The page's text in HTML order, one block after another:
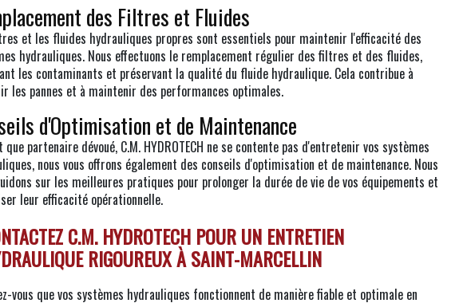
des Filtres et Fluides
et les fluides hydrauliques propres sont essentiels pour maintenir l'efficacité des
hydrauliques. Nous effectuons le remplacement régulier des filtres et des fluides,
les contaminants et préservant la qualité du fluide hydraulique. Cela contribue à
les pannes et à maintenir des performances optimales.
d'Optimisation et de Maintenance
que partenaire dévoué, C.M. HYDROTECH ne se contente pas d'entretenir vos systèmes
nous vous offrons également des conseils d'optimisation et de maintenance. Nous
sur les meilleures pratiques pour prolonger la durée de vie de vos équipements et
leur efficacité opérationnelle.
C.M. HYDROTECH POUR UN ENTRETIEN
RIGOUREUX À SAINT-MARCELLIN
vous que vos systèmes hydrauliques fonctionnent de manière fiable et optimale en